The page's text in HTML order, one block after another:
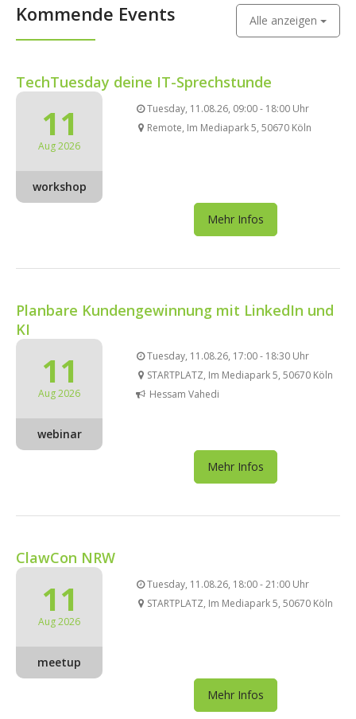
Kommende Events Alle anzeigen
TechTuesday deine IT-Sprechstunde
11
Aug 2026
workshop
Tuesday, 11.08.26, 09:00 - 18:00 Uhr
Remote, Im Mediapark 5, 50670 Köln
Mehr Infos
Planbare Kundengewinnung mit LinkedIn und
KI
11
Aug 2026
webinar
Tuesday, 11.08.26, 17:00 - 18:30 Uhr
STARTPLATZ, Im Mediapark 5, 50670 Köln
Hessam Vahedi
Mehr Infos
ClawCon NRW
11
Aug 2026
meetup
Tuesday, 11.08.26, 18:00 - 21:00 Uhr
STARTPLATZ, Im Mediapark 5, 50670 Köln
Mehr Infos